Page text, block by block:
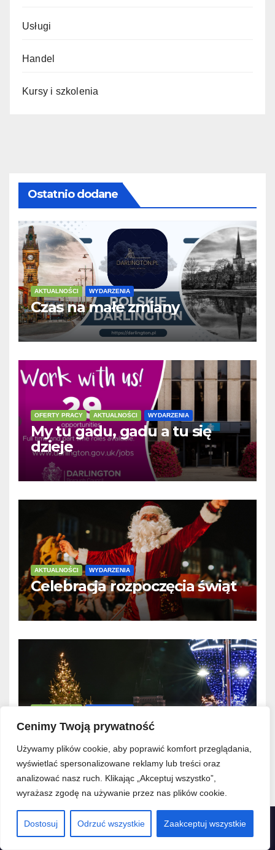
Cenimy Twoją prywatność
Używamy plików cookie, aby poprawić komfort przeglądania,
wyświetlać spersonalizowane reklamy lub treści oraz
analizować nasz ruch. Klikając „Akceptuj wszystko”,
wyrażasz zgodę na używanie przez nas plików cookie.
Dostosuj Odrzuć wszystkie Zaakceptuj wszystkie
Usługi
Handel
Kursy i szkolenia
Ostatnio dodane
AKTUALNOŚCI WYDARZENIA
Czas na małe zmiany
OFERTY PRACY AKTUALNOŚCI WYDARZENIA
My tu gadu, gadu a tu się
dzieje
AKTUALNOŚCI WYDARZENIA
Celebracja rozpoczęcia świąt
Święta za pasem